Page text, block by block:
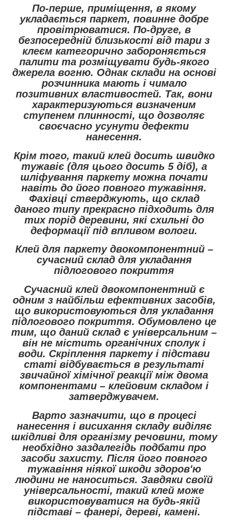
По-перше, приміщення, в якому
укладається паркет, повинне добре
провітрюватися. По-друге, в
безпосередній близькості від тари з
клеєм категорично забороняється
палити та розміщувати будь-якого
джерела вогню. Однак склади на основі
розчинника мають і чимало
позитивних властивостей. Так, вони
характеризуються визначеним
ступенем плинності, що дозволяє
своєчасно усунути дефекти
нанесення.
Крім того, такий клей досить швидко
тужавіє (для цього досить 5 діб), а
шліфування паркету можна почати
навіть до його повного тужавіння.
Фахівці стверджують, що склад
даного типу прекрасно підходить для
тих порід деревини, які схильні до
деформації під впливом вологи.
Клей для паркету двокомпонентний –
сучасний склад для укладання
підлогового покриття
Сучасний клей двокомпонентний є
одним з найбільш ефективних засобів,
що використовуються для укладання
підлогового покриття. Обумовлено це
тим, що даний склад є універсальним –
він не містить органічних сполук і
води. Скріплення паркету і підстави
статі відбувається в результаті
звичайної хімічної реакції між двома
компонентами – клейовим складом і
затверджувачем.
Варто зазначити, що в процесі
нанесення і висихання складу виділяє
шкідливі для організму речовини, тому
необхідно заздалегідь подбати про
засоби захисту. Після його повного
тужавіння ніякої шкоди здоров'ю
людини не наноситься. Завдяки своїй
універсальності, такий клей може
використовуватися на будь-якій
підставі – фанері, дереві, камені.